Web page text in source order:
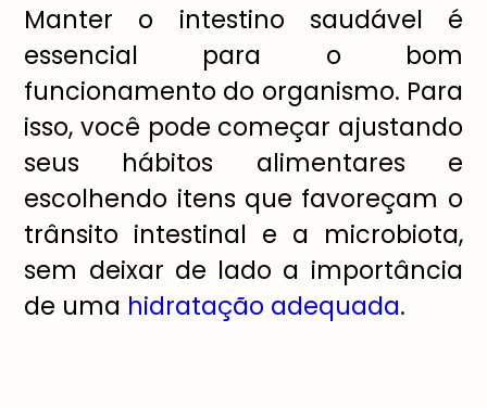
Manter o intestino saudável é
essencial para o bom
funcionamento do organismo. Para
isso, você pode começar ajustando
seus hábitos alimentares e
escolhendo itens que favoreçam o
trânsito intestinal e a microbiota,
sem deixar de lado a importância
de uma hidratação adequada.